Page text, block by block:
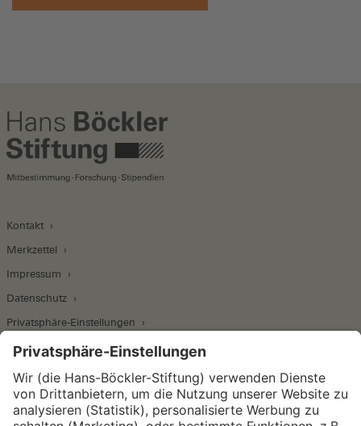
Kontakt
Merkzettel
Impressum
Datenschutz
Privatsphäre-Einstellungen
Wirtschafts- und Sozialwissenschaftliches Institut